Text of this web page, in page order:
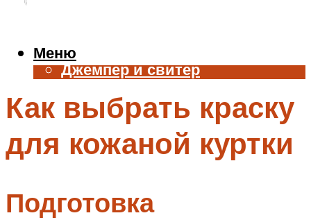
Жилет
Джемпер и свитер
Аксессуары
Меню
Меню
Как выбрать краску
для кожаной куртки
Подготовка